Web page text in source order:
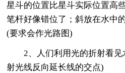
星斗的位置比星斗实际位置高
笔杆好像错位了；斜放在水中
(要求会作光路图)
2、人们利用光的折射看
射光线反向延长线的交点)